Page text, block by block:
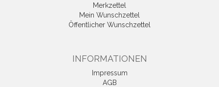
Merkzettel
Mein Wunschzettel
Öffentlicher Wunschzettel
INFORMATIONEN
Impressum
AGB